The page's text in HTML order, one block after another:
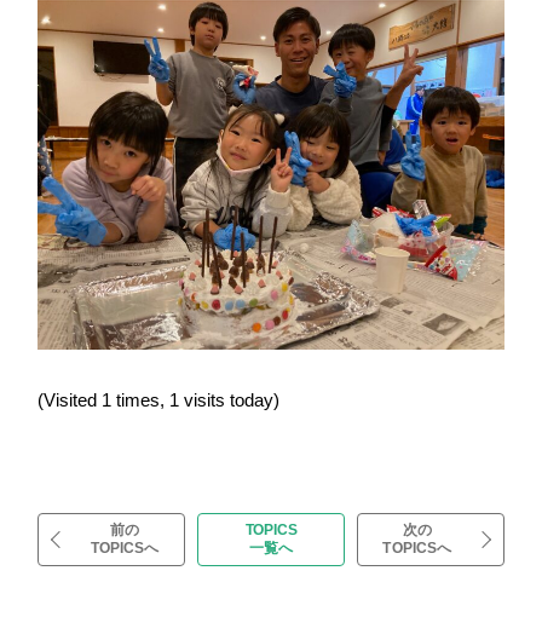
(Visited 1 times, 1 visits today)
前の
TOPICSへ
TOPICS
一覧へ
次の
TOPICSへ